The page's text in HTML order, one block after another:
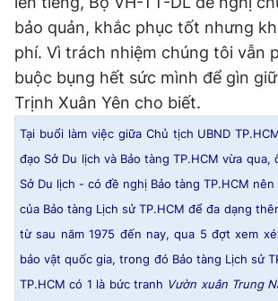
bảo quản, khắc phục tốt nhưng
phí. Vì trách nhiệm chúng tôi vẫn
buộc bụng hết sức mình để gìn
Trịnh Xuân Yên cho biết.
Tại buổi làm việc giữa Chủ tịch UBND
đạo Sở Du lịch và Bảo tàng TP.HCM vừa
Sở Du lịch - có đề nghị Bảo tàng TP.HCM
của Bảo tàng Lịch sử TP.HCM để đa dạng
từ sau năm 1975 đến nay, qua 5 đợt xem
bảo vật quốc gia, trong đó Bảo tàng Lịch sử
TP.HCM có 1 là bức tranh Vườn xuân Trung